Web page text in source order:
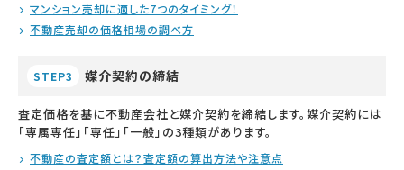
マンション売却に適した7つのタイミング！
不動産売却の価格相場の調べ方
STEP3 媒介契約の締結
査定価格を基に不動産会社と媒介契約を締結します。媒介契約には
「専属専任」「専任」「一般」の3種類があります。
不動産の査定額とは？査定額の算出方法や注意点